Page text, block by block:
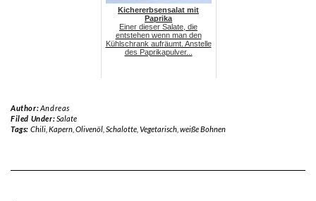
Kichererbsensalat mit
Paprika
Einer dieser Salate, die
entstehen wenn man den
Kühlschrank aufräumt. Anstelle
des Paprikapulver...
Author:Andreas
Filed Under:Salate
Tags: Chili, Kapern, Olivenöl, Schalotte, Vegetarisch, weiße Bohnen